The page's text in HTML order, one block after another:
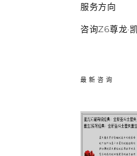
服务方向
咨询Z6尊龙·
最新咨询